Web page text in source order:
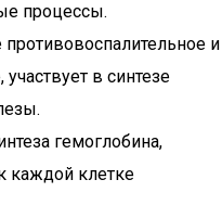
процессы.
и
в синтезе
гемоглобина,
каждой клетке